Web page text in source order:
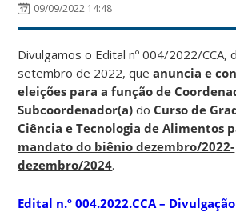
09/09/2022 14:48
Divulgamos o Edital nº 004/2022/CCA,
setembro de 2022, queanuncia e
eleições para a função de
Subcoordenador(a) do Curso de
Ciência e Tecnologia de Alimentos
mandato do biênio dezembro/2022-
dezembro/2024.
Edital n.º 004.2022.CCA –